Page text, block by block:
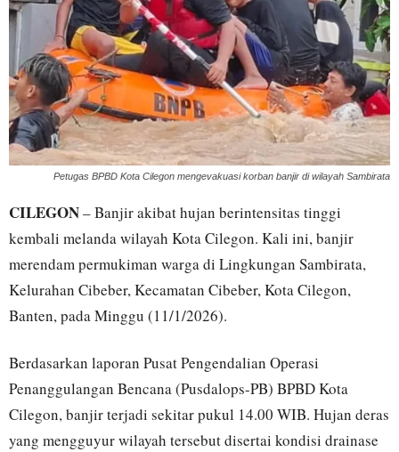
Petugas BPBD Kota Cilegon mengevakuasi korban banjir di wilayah Sambirata
CILEGON– Banjir akibat hujan berintensitas tinggi
kembali melanda wilayah Kota Cilegon. Kali ini, banjir
merendam permukiman warga di Lingkungan Sambirata,
Kelurahan Cibeber, Kecamatan Cibeber, Kota Cilegon,
Banten, pada Minggu (11/1/2026).
Berdasarkan laporan Pusat Pengendalian Operasi
Penanggulangan Bencana (Pusdalops-PB) BPBD Kota
Cilegon, banjir terjadi sekitar pukul 14.00 WIB. Hujan deras
yang mengguyur wilayah tersebut disertai kondisi drainase